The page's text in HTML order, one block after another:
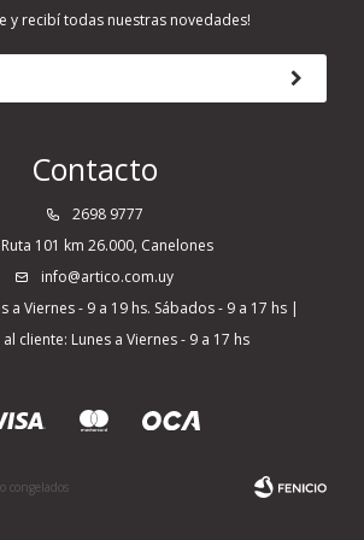
Contacto
2698 9777
Ruta 101 km 26.000, Canelones
info@artico.com.uy
a Viernes - 9 a 19 hs. Sábados - 9 a 17 hs |
cliente: Lunes a Viernes - 9 a 17 hs
y recibí todas nuestras novedades!
congelados